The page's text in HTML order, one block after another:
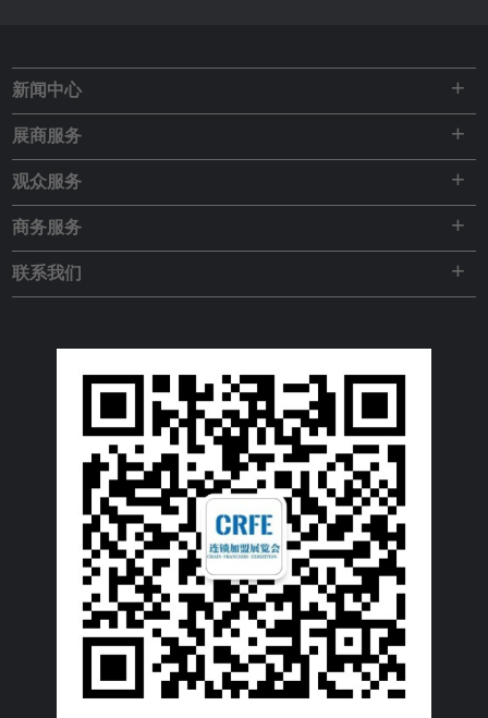
新闻中心 +
展商服务 +
观众服务 +
商务服务 +
联系我们 +